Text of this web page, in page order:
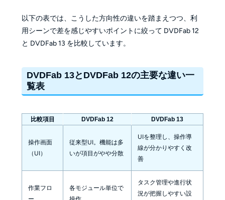
以下の表では、こうした方向性の違いを踏まえつつ、利
用シーンで差を感じやすいポイントに絞って DVDFab 12
と DVDFab 13 を比較しています。
DVDFab 13とDVDFab 12の主要な違い一
覧表
比較項目 DVDFab 12 DVDFab 13
操作画面
（UI）
従来型UI。機能は多
いが項目がやや分散
UIを整理し、操作導
線が分かりやすく改
善
作業フロ
各モジュール単位で
タスク管理や進行状
況が把握しやすい設